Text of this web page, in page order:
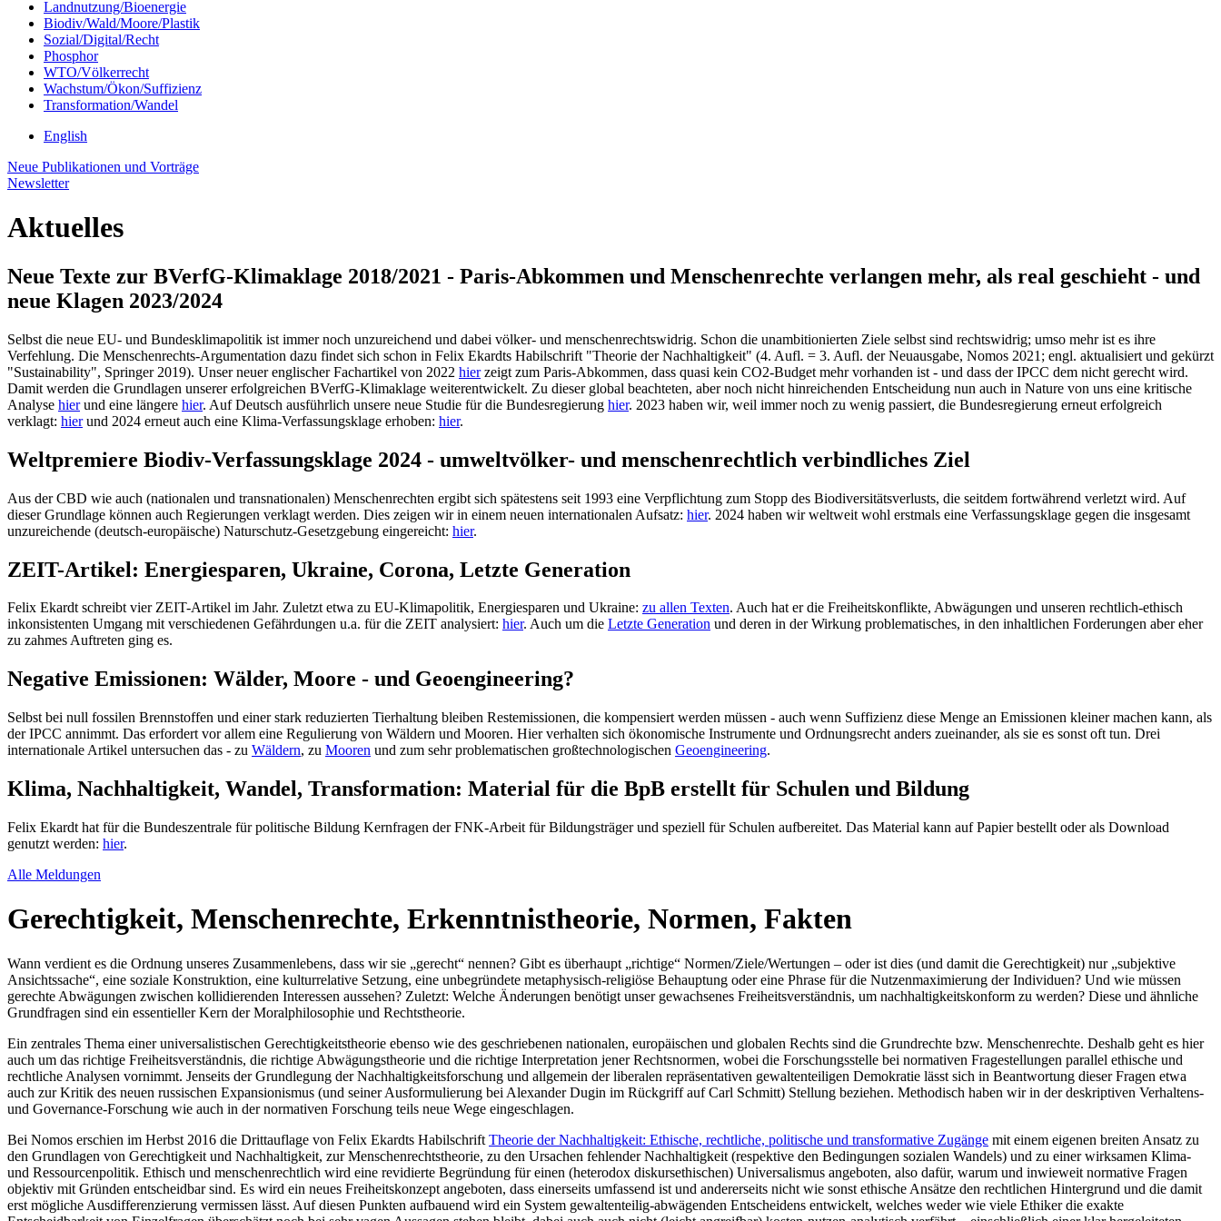
Landnutzung/Bioenergie
Biodiv/Wald/Moore/Plastik
Sozial/Digital/Recht
Phosphor
WTO/Völkerrecht
Wachstum/Ökon/Suffizienz
Transformation/Wandel
English
Neue Publikationen und Vorträge
Newsletter
Aktuelles
Neue Texte zur BVerfG-Klimaklage 2018/2021 - Paris-Abkommen und Menschenrechte verlangen mehr, als real geschieht - und
neue Klagen 2023/2024
Selbst die neue EU- und Bundesklimapolitik ist immer noch unzureichend und dabei völker- und menschenrechtswidrig. Schon die unambitionierten Ziele selbst sind rechtswidrig; umso mehr ist es ihre
Verfehlung. Die Menschenrechts-Argumentation dazu findet sich schon in Felix Ekardts Habilschrift "Theorie der Nachhaltigkeit" (4. Aufl. = 3. Aufl. der Neuausgabe, Nomos 2021; engl. aktualisiert und gekürzt
"Sustainability", Springer 2019). Unser neuer englischer Fachartikel von 2022 hierzeigt zum Paris-Abkommen, dass quasi kein CO2-Budget mehr vorhanden ist - und dass der IPCC dem nicht gerecht wird.
Damit werden die Grundlagen unserer erfolgreichen BVerfG-Klimaklage weiterentwickelt. Zu dieser global beachteten, aber noch nicht hinreichenden Entscheidung nun auch in Nature von uns eine kritische
Analyse hierund eine längere hier. Auf Deutsch ausführlich unsere neue Studie für die Bundesregierung hier. 2023 haben wir, weil immer noch zu wenig passiert, die Bundesregierung erneut erfolgreich
verklagt: hierund 2024 erneut auch eine Klima-Verfassungsklage erhoben: hier.
Weltpremiere Biodiv-Verfassungsklage 2024 - umweltvölker- und menschenrechtlich verbindliches Ziel
Aus der CBD wie auch (nationalen und transnationalen) Menschenrechten ergibt sich spätestens seit 1993 eine Verpflichtung zum Stopp des Biodiversitätsverlusts, die seitdem fortwährend verletzt wird. Auf
dieser Grundlage können auch Regierungen verklagt werden. Dies zeigen wir in einem neuen internationalen Aufsatz: hier. 2024 haben wir weltweit wohl erstmals eine Verfassungsklage gegen die insgesamt
unzureichende (deutsch-europäische) Naturschutz-Gesetzgebung eingereicht: hier.
ZEIT-Artikel: Energiesparen, Ukraine, Corona, Letzte Generation
Felix Ekardt schreibt vier ZEIT-Artikel im Jahr. Zuletzt etwa zu EU-Klimapolitik, Energiesparen und Ukraine: zu allen Texten. Auch hat er die Freiheitskonflikte, Abwägungen und unseren rechtlich-ethisch
inkonsistenten Umgang mit verschiedenen Gefährdungen u.a. für die ZEIT analysiert: hier. Auch um die Letzte Generation und deren in der Wirkung problematisches, in den inhaltlichen Forderungen aber eher
zu zahmes Auftreten ging es.
Negative Emissionen: Wälder, Moore - und Geoengineering?
Selbst bei null fossilen Brennstoffen und einer stark reduzierten Tierhaltung bleiben Restemissionen, die kompensiert werden müssen - auch wenn Suffizienz diese Menge an Emissionen kleiner machen kann, als
der IPCC annimmt. Das erfordert vor allem eine Regulierung von Wäldern und Mooren. Hier verhalten sich ökonomische Instrumente und Ordnungsrecht anders zueinander, als sie es sonst oft tun. Drei
internationale Artikel untersuchen das - zu Wäldern, zu Mooren und zum sehr problematischen großtechnologischen Geoengineering.
Klima, Nachhaltigkeit, Wandel, Transformation: Material für die BpB erstellt für Schulen und Bildung
Felix Ekardt hat für die Bundeszentrale für politische Bildung Kernfragen der FNK-Arbeit für Bildungsträger und speziell für Schulen aufbereitet. Das Material kann auf Papier bestellt oder als Download
genutzt werden: hier.
Alle Meldungen
Gerechtigkeit, Menschenrechte, Erkenntnistheorie, Normen, Fakten
Wann verdient es die Ordnung unseres Zusammenlebens, dass wir sie „gerecht“ nennen? Gibt es überhaupt „richtige“ Normen/Ziele/Wertungen – oder ist dies (und damit die Gerechtigkeit) nur „subjektive
Ansichtssache“, eine soziale Konstruktion, eine kulturrelative Setzung, eine unbegründete metaphysisch-religiöse Behauptung oder eine Phrase für die Nutzenmaximierung der Individuen? Und wie müssen
gerechte Abwägungen zwischen kollidierenden Interessen aussehen? Zuletzt: Welche Änderungen benötigt unser gewachsenes Freiheitsverständnis, um nachhaltigkeitskonform zu werden? Diese und ähnliche
Grundfragen sind ein essentieller Kern der Moralphilosophie und Rechtstheorie.
Ein zentrales Thema einer universalistischen Gerechtigkeitstheorie ebenso wie des geschriebenen nationalen, europäischen und globalen Rechts sind die Grundrechte bzw. Menschenrechte. Deshalb geht es hier
auch um das richtige Freiheitsverständnis, die richtige Abwägungstheorie und die richtige Interpretation jener Rechtsnormen, wobei die Forschungsstelle bei normativen Fragestellungen parallel ethische und
rechtliche Analysen vornimmt. Jenseits der Grundlegung der Nachhaltigkeitsforschung und allgemein der liberalen repräsentativen gewaltenteiligen Demokratie lässt sich in Beantwortung dieser Fragen etwa
auch zur Kritik des neuen russischen Expansionismus (und seiner Ausformulierung bei Alexander Dugin im Rückgriff auf Carl Schmitt) Stellung beziehen. Methodisch haben wir in der deskriptiven Verhaltens-
und Governance-Forschung wie auch in der normativen Forschung teils neue Wege eingeschlagen.
Bei Nomos erschien im Herbst 2016 die Drittauflage von Felix Ekardts Habilschrift Theorie der Nachhaltigkeit: Ethische, rechtliche, politische und transformative Zugänge mit einem eigenen breiten Ansatz zu
den Grundlagen von Gerechtigkeit und Nachhaltigkeit, zur Menschenrechtstheorie, zu den Ursachen fehlender Nachhaltigkeit (respektive den Bedingungen sozialen Wandels) und zu einer wirksamen Klima-
und Ressourcenpolitik. Ethisch und menschenrechtlich wird eine revidierte Begründung für einen (heterodox diskursethischen) Universalismus angeboten, also dafür, warum und inwieweit normative Fragen
objektiv mit Gründen entscheidbar sind. Es wird ein neues Freiheitskonzept angeboten, dass einerseits umfassend ist und andererseits nicht wie sonst ethische Ansätze den rechtlichen Hintergrund und die damit
erst mögliche Ausdifferenzierung vermissen lässt. Auf diesen Punkten aufbauend wird ein System gewaltenteilig-abwägenden Entscheidens entwickelt, welches weder wie viele Ethiker die exakte